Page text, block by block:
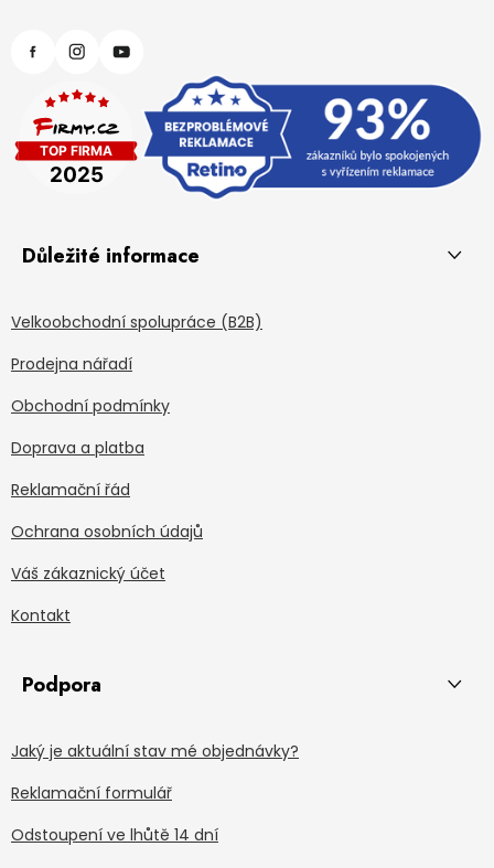
Důležité informace
Velkoobchodní spolupráce (B2B)
Prodejna nářadí
Obchodní podmínky
Doprava a platba
Reklamační řád
Ochrana osobních údajů
Váš zákaznický účet
Kontakt
Podpora
Jaký je aktuální stav mé objednávky?
Reklamační formulář
Odstoupení ve lhůtě 14 dní